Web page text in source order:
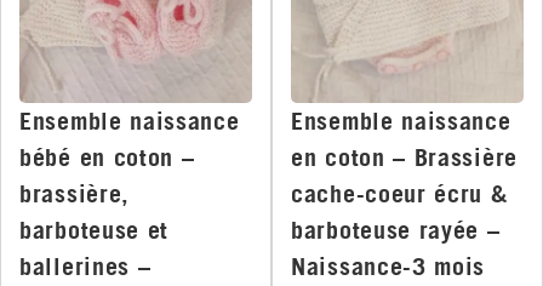
Ensemble naissance
bébé en coton –
brassière,
barboteuse et
ballerines –
Ensemble naissance
en coton – Brassière
cache-coeur écru &
barboteuse rayée –
Naissance-3 mois